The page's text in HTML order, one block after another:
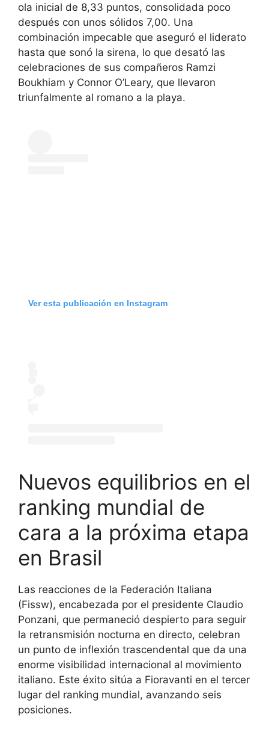
ola inicial de 8,33 puntos, consolidada poco
después con unos sólidos 7,00. Una
combinación impecable que aseguró el liderato
hasta que sonó la sirena, lo que desató las
celebraciones de sus compañeros Ramzi
Boukhiam y Connor O’Leary, que llevaron
triunfalmente al romano a la playa.
Ver esta publicación en Instagram
Nuevos equilibrios en el
ranking mundial de
cara a la próxima etapa
en Brasil
Las reacciones de la Federación Italiana
(Fissw), encabezada por el presidente Claudio
Ponzani, que permaneció despierto para seguir
la retransmisión nocturna en directo, celebran
un punto de inflexión trascendental que da una
enorme visibilidad internacional al movimiento
italiano. Este éxito sitúa a Fioravanti en el tercer
lugar del ranking mundial, avanzando seis
posiciones.